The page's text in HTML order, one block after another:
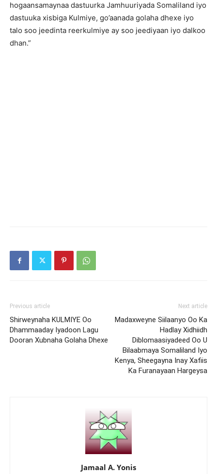
hogaansamaynaa dastuurka Jamhuuriyada Somaliland iyo
dastuuka xisbiga Kulmiye, go’aanada golaha dhexe iyo
talo soo jeedinta reerkulmiye ay soo jeediyaan iyo dalkoo
dhan.”
Previous article
Shirweynaha KULMIYE Oo
Dhammaaday Iyadoon Lagu
Dooran Xubnaha Golaha Dhexe
Next article
Madaxweyne Siilaanyo Oo Ka
Hadlay Xidhiidh
Diblomaasiyadeed Oo U
Bilaabmaya Somaliland Iyo
Kenya, Sheegayna Inay Xafiis
Ka Furanayaan Hargeysa
Jamaal A. Yonis